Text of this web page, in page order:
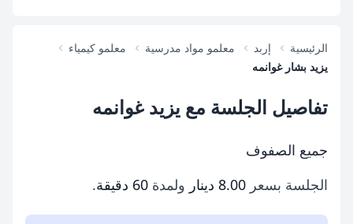
الرئيسية إربد معلمو مواد مدرسية
معلمو كيمياء
يزيد بشار غوانمه
تفاصيل الجلسة مع يزيد غوانمه
جميع الصفوف
الجلسة بسعر 8.00 دينار ولمدة 60 دقيقة .